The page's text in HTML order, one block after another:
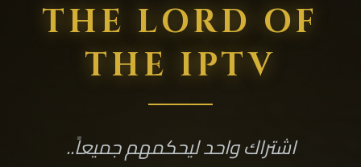
THE LORD OF
THE IPTV
اشتراك واحد ليحكمهم جميعاً..